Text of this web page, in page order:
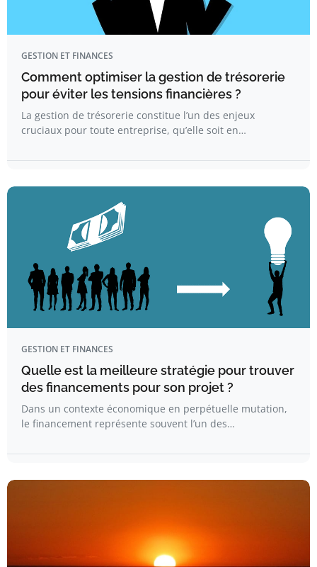
GESTION ET FINANCES
Comment optimiser la gestion de trésorerie
pour éviter les tensions financières ?
La gestion de trésorerie constitue l’un des enjeux
cruciaux pour toute entreprise, qu’elle soit en…
GESTION ET FINANCES
Quelle est la meilleure stratégie pour trouver
des financements pour son projet ?
Dans un contexte économique en perpétuelle mutation,
le financement représente souvent l’un des…